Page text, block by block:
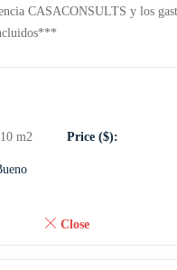
CASACONSULTS y los
m2 Price ($):
Close